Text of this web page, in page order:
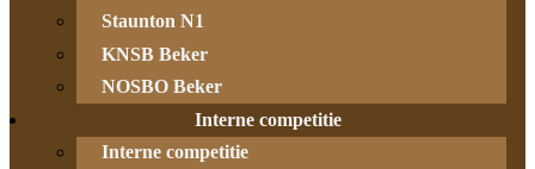
Staunton N1
KNSB Beker
NOSBO Beker
Interne competitie
Interne competitie